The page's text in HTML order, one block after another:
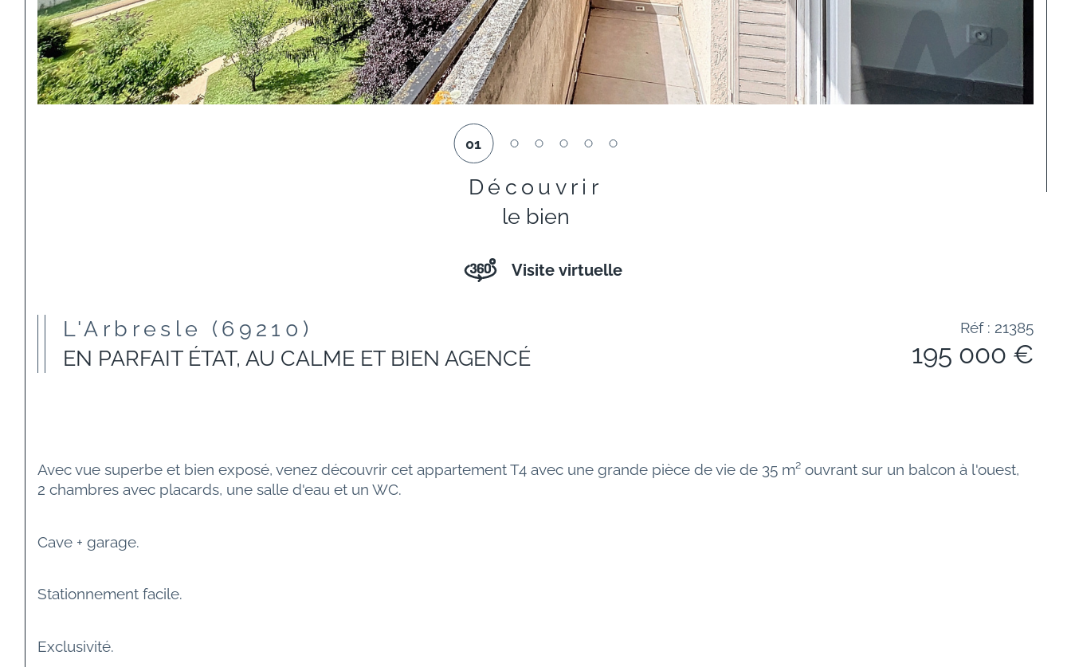
01
Découvrir
le bien
Visite virtuelle
L'Arbresle (69210)
EN PARFAIT ÉTAT, AU CALME ET BIEN AGENCÉ
Réf : 21385
195 000 €
Avec vue superbe et bien exposé, venez découvrir cet appartement T4 avec une grande pièce de vie de 35 m² ouvrant sur un balcon à l'ouest,
2 chambres avec placards, une salle d'eau et un WC.
Cave + garage.
Stationnement facile.
Exclusivité.